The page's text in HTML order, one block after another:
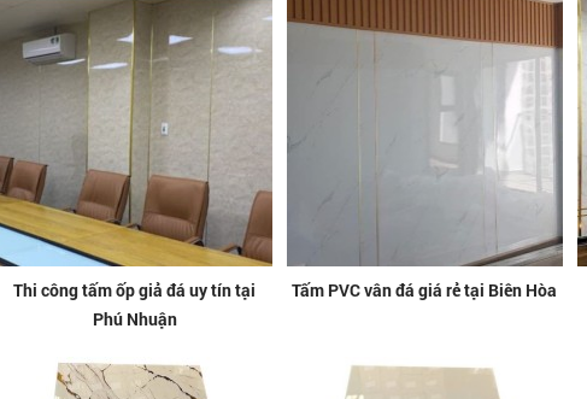
Thi công tấm ốp giả đá uy tín tại
Phú Nhuận
Tấm PVC vân đá giá rẻ tại Biên Hòa